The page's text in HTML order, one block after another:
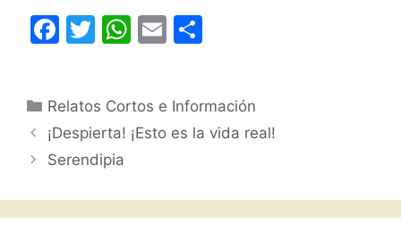
F
e
b
o
o
k
T
er
W
s
A
p
E
l
p
ar
Categorías
Relatos Cortos e Información
¡Despierta! ¡Esto es la vida real!
Serendipia